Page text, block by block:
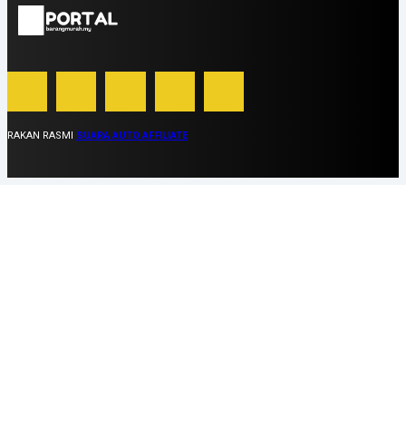
RAKAN RASMI SUARA AUTO AFFILIATE